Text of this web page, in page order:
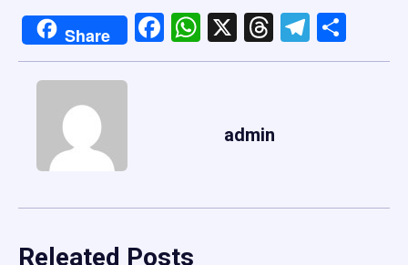
Share Facebook
WhatsApp
X Threads
admin
Releated Posts